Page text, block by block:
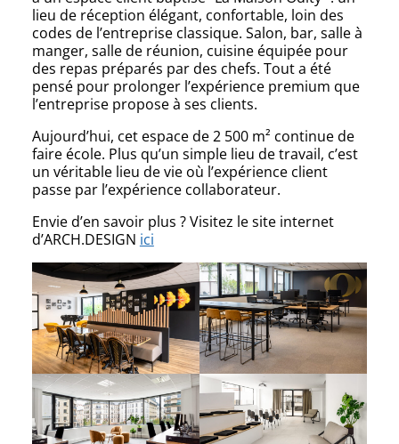
lieu de réception élégant, confortable, loin des
codes de l’entreprise classique. Salon, bar, salle à
manger, salle de réunion, cuisine équipée pour
des repas préparés par des chefs. Tout a été
pensé pour prolonger l’expérience premium que
l’entreprise propose à ses clients.
Aujourd’hui, cet espace de 2 500 m² continue de
faire école. Plus qu’un simple lieu de travail, c’est
un véritable lieu de vie où l’expérience client
passe par l’expérience collaborateur.
Envie d’en savoir plus ? Visitez le site internet
d’ARCH.DESIGN ici